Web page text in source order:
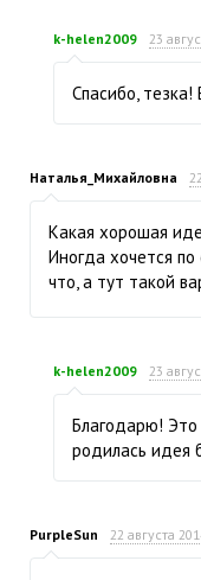
k-helen2009 23
Спасибо,
Наталья_Михайловна
Какая хорошая
Иногда хочется
что, а тут такой
k-helen2009 23
Благодарю! Это
родилась идея
PurpleSun 22 августа